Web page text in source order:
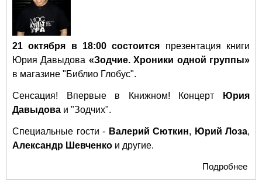
21 октября в 18:00 состоится презентация книги
Юрия Давыдова «Зодчие. Хроники одной группы»
в магазине "Библио Глобус".
Сенсация! Впервые в Книжном! Концерт
Юрия
Давыдова и "Зодчих".
Специальные гости - Валерий Сюткин, Юрий Лоза,
Александр Шевченко и другие.
Подробнее